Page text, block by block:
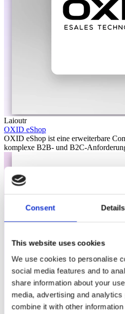
Consent Details
This website uses cookies
We use cookies to personalise
social media features and to
share information about your
media, advertising and
combine it with other
Laioutr
OXID eShop
OXID eShop ist eine erweiterbare
komplexe B2B- und B2C-